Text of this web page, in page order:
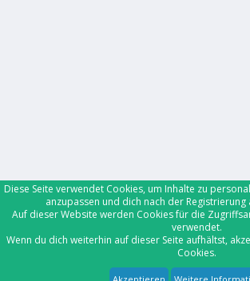
Diese Seite verwendet Cookies, um Inhalte zu
anzupassen und dich nach der
Auf dieser Website werden Cookies für die
verwendet.
Wenn du dich weiterhin auf dieser Seite aufhältst,
Cookies.